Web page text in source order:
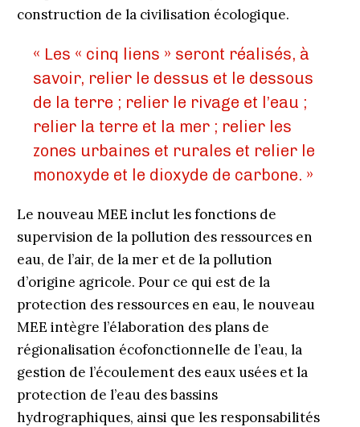
construction de la civilisation écologique.
« Les « cinq liens » seront réalisés, à
savoir, relier le dessus et le dessous
de la terre ; relier le rivage et l’eau ;
relier la terre et la mer ; relier les
zones urbaines et rurales et relier le
monoxyde et le dioxyde de carbone. »
Le nouveau MEE inclut les fonctions de
supervision de la pollution des ressources en
eau, de l’air, de la mer et de la pollution
d’origine agricole. Pour ce qui est de la
protection des ressources en eau, le nouveau
MEE intègre l’élaboration des plans de
régionalisation écofonctionnelle de l’eau, la
gestion de l’écoulement des eaux usées et la
protection de l’eau des bassins
hydrographiques, ainsi que les responsabilités